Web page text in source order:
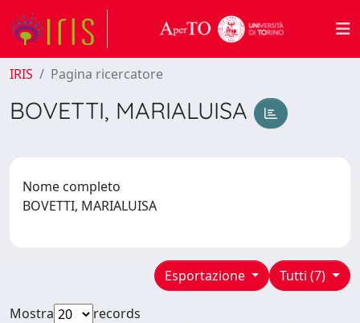
IRIS Pagina ricercatore
BOVETTI, MARIALUISA
Nome completo
BOVETTI, MARIALUISA
Tutti (7)
Esportazione
Mostra
records